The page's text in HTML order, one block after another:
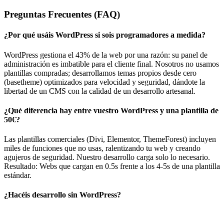
Preguntas Frecuentes (FAQ)
¿Por qué usáis WordPress si sois programadores a medida?
WordPress gestiona el 43% de la web por una razón: su panel de
administración es imbatible para el cliente final. Nosotros no usamos
plantillas compradas; desarrollamos temas propios desde cero
(basetheme) optimizados para velocidad y seguridad, dándote la
libertad de un CMS con la calidad de un desarrollo artesanal.
¿Qué diferencia hay entre vuestro WordPress y una plantilla de
50€?
Las plantillas comerciales (Divi, Elementor, ThemeForest) incluyen
miles de funciones que no usas, ralentizando tu web y creando
agujeros de seguridad. Nuestro desarrollo carga solo lo necesario.
Resultado: Webs que cargan en 0.5s frente a los 4-5s de una plantilla
estándar.
¿Hacéis desarrollo sin WordPress?